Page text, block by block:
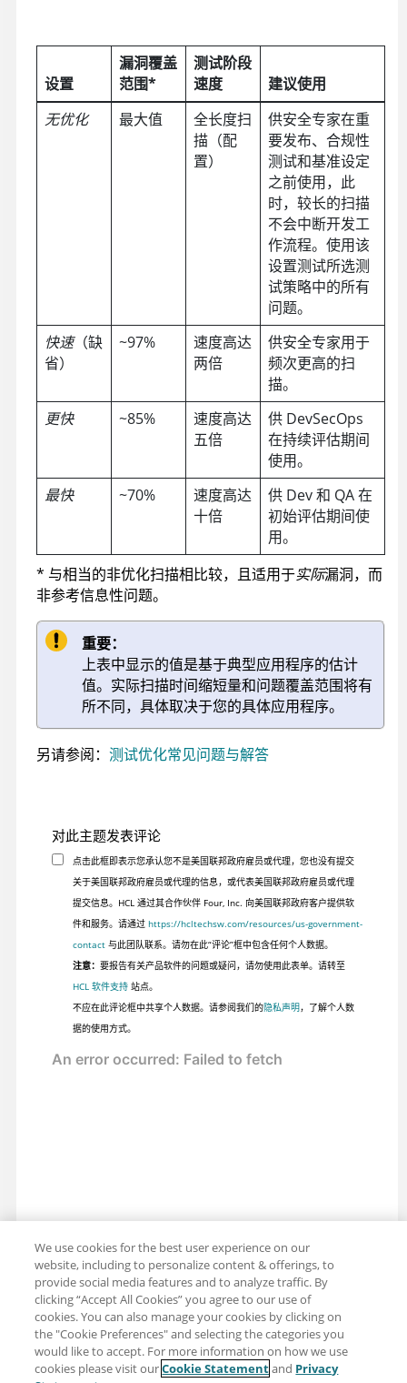
设置
漏洞覆盖
范围*
测试阶段
速度
建议使用
无优化
最大值
全长度扫
描（配
置）
供安全专家在重
要发布、合规性
测试和基准设定
之前使用，此
时，较长的扫描
不会中断开发工
作流程。使用该
设置测试所选测
试策略中的所有
问题。
快速（缺
省）
~97%
速度高达
两倍
供安全专家用于
频次更高的扫
描。
更快
~85%
速度高达
五倍
供 DevSecOps
在持续评估期间
使用。
最快
~70%
速度高达
十倍
供 Dev 和 QA 在
初始评估期间使
用。
* 与相当的非优化扫描相比较，且适用于实际漏洞，而
非参考信息性问题。
重要：
上表中显示的值是基于典型应用程序的估计
值。实际扫描时间缩短量和问题覆盖范围将有
所不同，具体取决于您的具体应用程序。
另请参阅： 测试优化常见问题与解答
对此主题发表评论
点击此框即表示您承认您不是美国联邦政府雇员或代理，您也没有提交
关于美国联邦政府雇员或代理的信息，或代表美国联邦政府雇员或代理
提交信息。HCL 通过其合作伙伴 Four, Inc. 向美国联邦政府客户提供软
件和服务。请通过 https://hcltechsw.com/resources/us-government-
contact与此团队联系。请勿在此“评论”框中包含任何个人数据。
注意： 要报告有关产品软件的问题或疑问，请勿使用此表单。请转至
HCL 软件支持站点。
不应在此评论框中共享个人数据。请参阅我们的隐私声明，了解个人数
据的使用方式。
分享：电子邮件 推特
We use cookies for the best user experience on our
website, including to personalize content & offerings, to
provide social media features and to analyze traffic. By
clicking “Accept All Cookies” you agree to our use of
cookies. You can also manage your cookies by clicking on
the "Cookie Preferences" and selecting the categories you
would like to accept. For more information on how we use
cookies please visit ourCookie Statementand Privacy